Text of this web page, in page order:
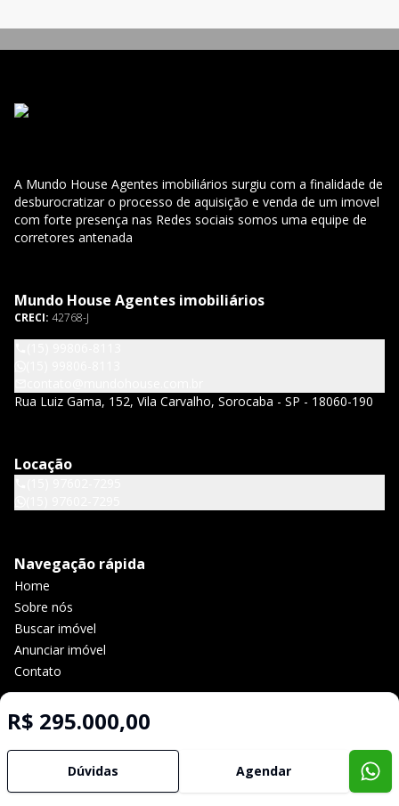
R$ 295.000,00
Dúvidas Agendar
A Mundo House Agentes imobiliários surgiu com a finalidade de
desburocratizar o processo de aquisição e venda de um imovel
com forte presença nas Redes sociais somos uma equipe de
corretores antenada
Mundo House Agentes imobiliários
CRECI: 42768-J
Rua Luiz Gama, 152, Vila Carvalho, Sorocaba - SP - 18060-190
Locação
Navegação rápida
Home
Sobre nós
Buscar imóvel
Anunciar imóvel
Contato
Selo de Tecnologia Loft